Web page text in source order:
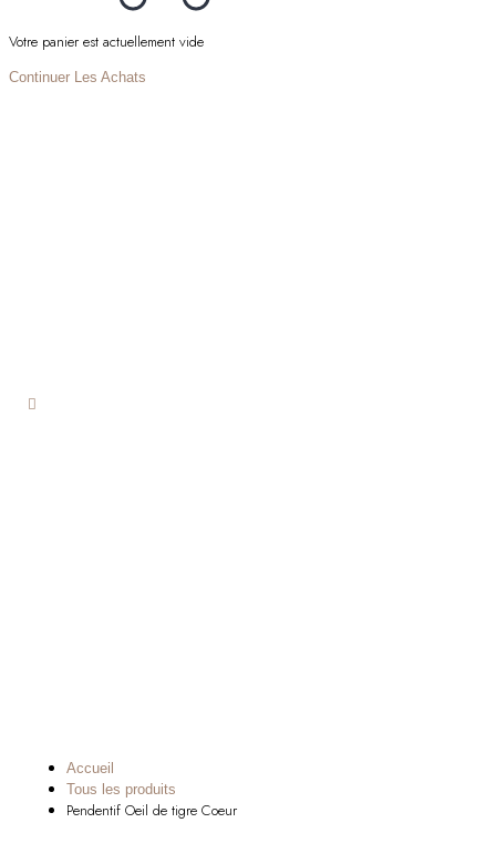
Votre panier est actuellement vide
Continuer Les Achats
Accueil
Tous les produits
Pendentif Oeil de tigre Coeur